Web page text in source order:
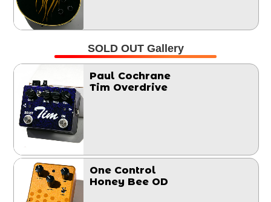
SOLD OUT Gallery
Paul Cochrane
Tim Overdrive
One Control
Honey Bee OD